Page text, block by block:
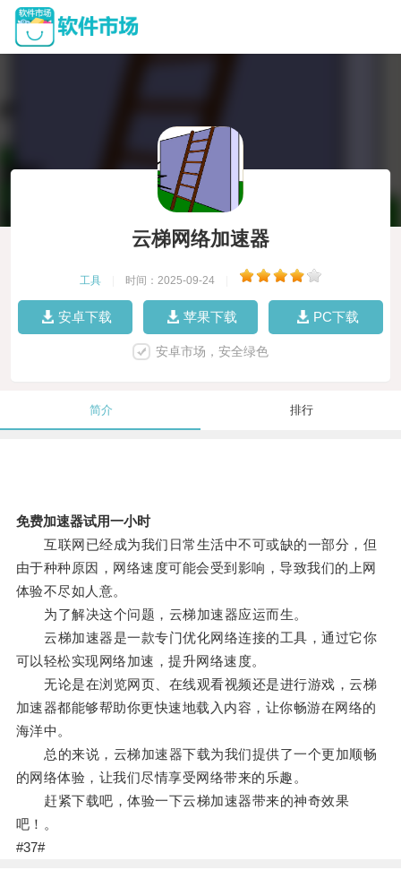
云梯网络加速器
工具 时间：2025-09-24
安卓下载 苹果下载 PC下载
安卓市场，安全绿色
简介 排行
免费加速器试用一小时
互联网已经成为我们日常生活中不可或缺的一部分，但
由于种种原因，网络速度可能会受到影响，导致我们的上网
体验不尽如人意。
为了解决这个问题，云梯加速器应运而生。
云梯加速器是一款专门优化网络连接的工具，通过它你
可以轻松实现网络加速，提升网络速度。
无论是在浏览网页、在线观看视频还是进行游戏，云梯
加速器都能够帮助你更快速地载入内容，让你畅游在网络的
海洋中。
总的来说，云梯加速器下载为我们提供了一个更加顺畅
的网络体验，让我们尽情享受网络带来的乐趣。
赶紧下载吧，体验一下云梯加速器带来的神奇效果
吧！。
#37#